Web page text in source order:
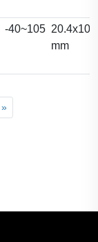
-40~105
mm
»